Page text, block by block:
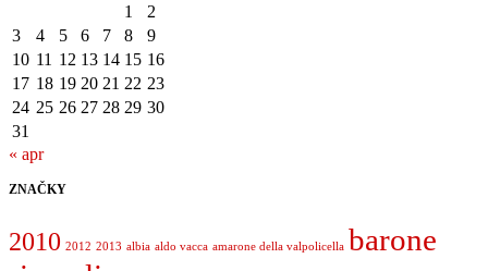
1
2
3
4 5 6 7 8
9
10 11 12 13 14 15 16
17 18 19 20 21 22 23
24 25 26 27 28 29 30
31
« apr
ZNAČKY
2010 2012 2013 albia aldo vacca amarone della valpolicella barone